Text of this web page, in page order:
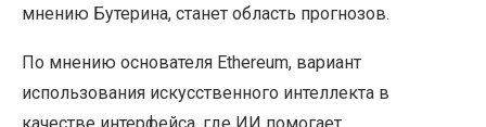
мнению Бутерина, станет область прогнозов.
По мнению основателя Ethereum, вариант
использования искусственного интеллекта в